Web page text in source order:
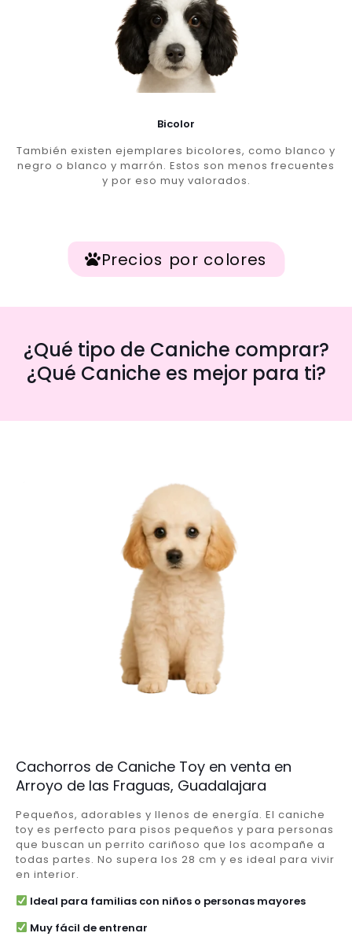
Bicolor
También existen ejemplares bicolores, como blanco y
negro o blanco y marrón. Estos son menos frecuentes
y por eso muy valorados.
Precios por colores
¿Qué tipo de Caniche comprar?
¿Qué Caniche es mejor para ti?
Cachorros de Caniche Toy en venta en
Arroyo de las Fraguas, Guadalajara
Pequeños, adorables y llenos de energía. El caniche
toy es perfecto para pisos pequeños y para personas
que buscan un perrito cariñoso que los acompañe a
todas partes. No supera los 28 cm y es ideal para vivir
en interior.
Ideal para familias con niños o personas mayores
Muy fácil de entrenar